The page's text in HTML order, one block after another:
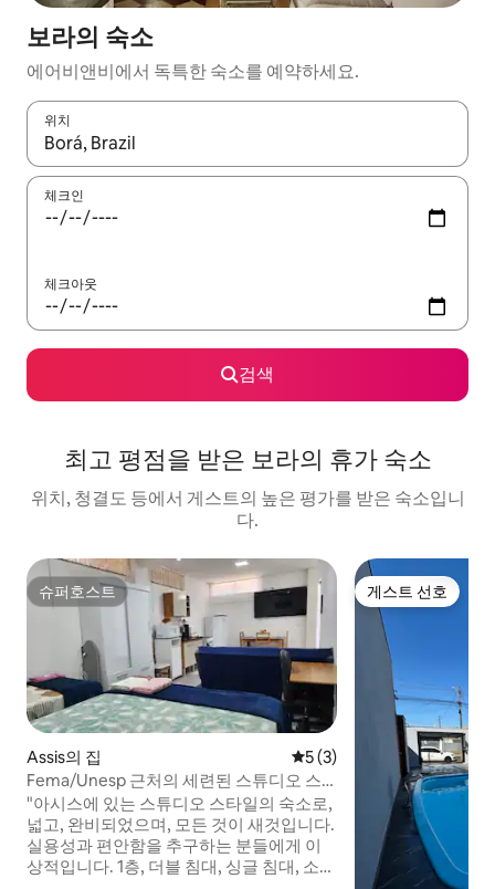
보라의 숙소
에어비앤비에서 독특한 숙소를 예약하세요.
위치
결과가 나오면 위·아래 화살표 키를 사용하거나 터치 또는 스와이
체크인
체크아웃
검색
최고 평점을 받은 보라의 휴가 숙소
위치, 청결도 등에서 게스트의 높은 평가를 받은 숙소입니
다.
슈퍼호스트
슈퍼호스트
Assis의 집 평점 5점(5점 만점), 후기 3
5 (3)
Fema/Unesp 근처의 세련된 스튜디오 스
타일 주택.
"아시스에 있는 스튜디오 스타일의 숙소로,
넓고, 완비되었으며, 모든 것이 새것입니다.
실용성과 편안함을 추구하는 분들에게 이
상적입니다. 1층, 더블 침대, 싱글 침대, 소파
게스트 선호
게스트 선호